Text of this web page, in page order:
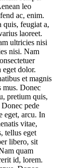
leo
ac, enim.
quis, feugiat a,
laoreet.
ultricies nisi
nisi. Nam
dolor.
et magnis
mus. Donec
pretium quis,
pede
eget, arcu. In
vitae,
tellus eget
libero, sit
quam
id, lorem.